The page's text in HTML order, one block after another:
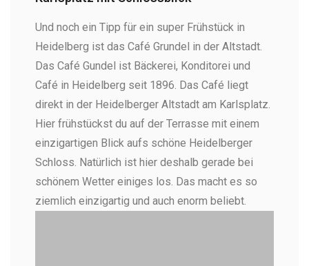
Und noch ein Tipp für ein super Frühstück in
Heidelberg ist das Café Grundel in der Altstadt.
Das Café Gundel ist Bäckerei, Konditorei und
Café in Heidelberg seit 1896. Das Café liegt
direkt in der Heidelberger Altstadt am Karlsplatz.
Hier frühstückst du auf der Terrasse mit einem
einzigartigen Blick aufs schöne Heidelberger
Schloss. Natürlich ist hier deshalb gerade bei
schönem Wetter einiges los. Das macht es so
ziemlich einzigartig und auch enorm beliebt.